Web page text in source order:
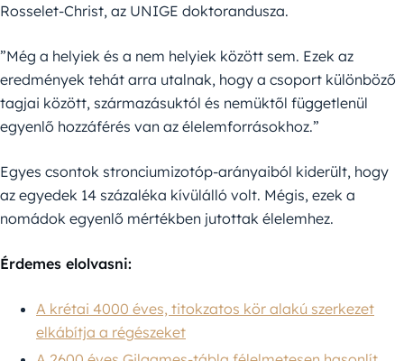
Rosselet-Christ, az UNIGE doktorandusza.
”Még a helyiek és a nem helyiek között sem. Ezek az
eredmények tehát arra utalnak, hogy a csoport különböző
tagjai között, származásuktól és nemüktől függetlenül
egyenlő hozzáférés van az élelemforrásokhoz.”
Egyes csontok stronciumizotóp-arányaiból kiderült, hogy
az egyedek 14 százaléka kívülálló volt. Mégis, ezek a
nomádok egyenlő mértékben jutottak élelemhez.
Érdemes elolvasni:
A krétai 4000 éves, titokzatos kör alakú szerkezet
elkábítja a régészeket